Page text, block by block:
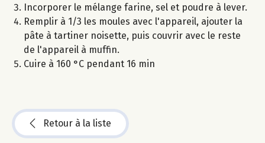
Incorporer le mélange farine, sel et poudre à lever.
Remplir à 1/3 les moules avec l'appareil, ajouter la
pâte à tartiner noisette, puis couvrir avec le reste
de l'appareil à muffin.
Cuire à 160 °C pendant 16 min
Retour à la liste